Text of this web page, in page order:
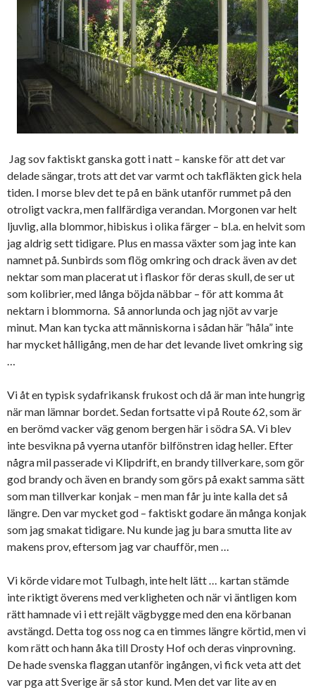
Jag sov faktiskt ganska gott i natt – kanske för att det var
delade sängar, trots att det var varmt och takfläkten gick hela
tiden. I morse blev det te på en bänk utanför rummet på den
otroligt vackra, men fallfärdiga verandan. Morgonen var helt
ljuvlig, alla blommor, hibiskus i olika färger – bl.a. en helvit som
jag aldrig sett tidigare. Plus en massa växter som jag inte kan
namnet på. Sunbirds som flög omkring och drack även av det
nektar som man placerat ut i flaskor för deras skull, de ser ut
som kolibrier, med långa böjda näbbar – för att komma åt
nektarn i blommorna. Så annorlunda och jag njöt av varje
minut. Man kan tycka att människorna i sådan här ”håla” inte
har mycket hålligång, men de har det levande livet omkring sig
…
Vi åt en typisk sydafrikansk frukost och då är man inte hungrig
när man lämnar bordet. Sedan fortsatte vi på Route 62, som är
en berömd vacker väg genom bergen här i södra SA. Vi blev
inte besvikna på vyerna utanför bilfönstren idag heller. Efter
några mil passerade vi Klipdrift, en brandy tillverkare, som gör
god brandy och även en brandy som görs på exakt samma sätt
som man tillverkar konjak – men man får ju inte kalla det så
längre. Den var mycket god – faktiskt godare än många konjak
som jag smakat tidigare. Nu kunde jag ju bara smutta lite av
makens prov, eftersom jag var chaufför, men …
Vi körde vidare mot Tulbagh, inte helt lätt … kartan stämde
inte riktigt överens med verkligheten och när vi äntligen kom
rätt hamnade vi i ett rejält vägbygge med den ena körbanan
avstängd. Detta tog oss nog ca en timmes längre körtid, men vi
kom rätt och hann åka till Drosty Hof och deras vinprovning.
De hade svenska flaggan utanför ingången, vi fick veta att det
var pga att Sverige är så stor kund. Men det var lite av en